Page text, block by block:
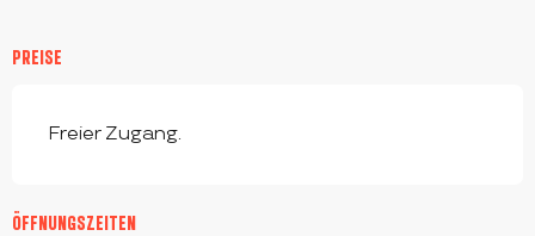
PREISE
Freier Zugang.
ÖFFNUNGSZEITEN